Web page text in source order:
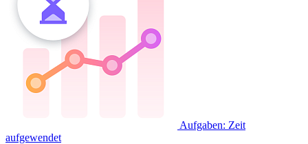
Aufgaben: Zeit
aufgewendet